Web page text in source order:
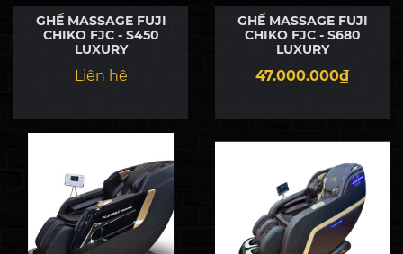
GHẾ MASSAGE FUJI
CHIKO FJC - S450
LUXURY
Liên hệ
GHẾ MASSAGE FUJI
CHIKO FJC - S680
LUXURY
47.000.000₫